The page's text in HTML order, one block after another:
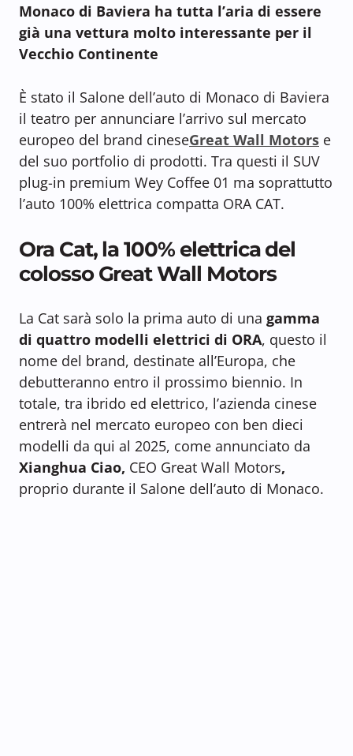
Monaco di Baviera ha tutta l’aria di essere
già una vettura molto interessante per il
Vecchio Continente
È stato il Salone dell’auto di Monaco di Baviera
il teatro per annunciare l’arrivo sul mercato
europeo del brand cineseGreat Wall Motors e
del suo portfolio di prodotti. Tra questi il SUV
plug-in premium Wey Coffee 01 ma soprattutto
l’auto 100% elettrica compatta ORA CAT.
Ora Cat, la 100% elettrica del
colosso Great Wall Motors
La Cat sarà solo la prima auto di una gamma
di quattro modelli elettrici di ORA, questo il
nome del brand, destinate all’Europa, che
debutteranno entro il prossimo biennio. In
totale, tra ibrido ed elettrico, l’azienda cinese
entrerà nel mercato europeo con ben dieci
modelli da qui al 2025, come annunciato da
Xianghua Ciao, CEO Great Wall Motors,
proprio durante il Salone dell’auto di Monaco.